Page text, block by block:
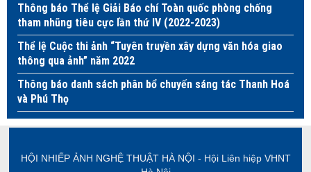
Thông báo Thể lệ Giải Báo chí Toàn quốc phòng chống
tham nhũng tiêu cực lần thứ IV (2022-2023)
Thể lệ Cuộc thi ảnh “Tuyên truyền xây dựng văn hóa giao
thông qua ảnh” năm 2022
Thông báo danh sách phân bổ chuyến sáng tác Thanh Hoá
và Phú Thọ
HỘI NHIẾP ẢNH NGHỆ THUẬT HÀ NỘI - Hội Liên hiệp VHNT